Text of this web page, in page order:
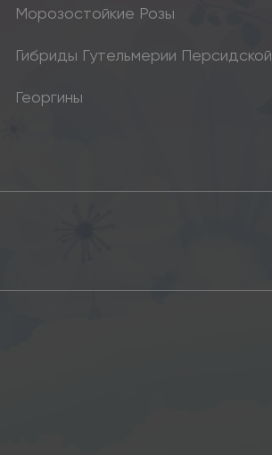
Морозостойкие Розы
Гибриды Гутельмерии Персидской
Георгины